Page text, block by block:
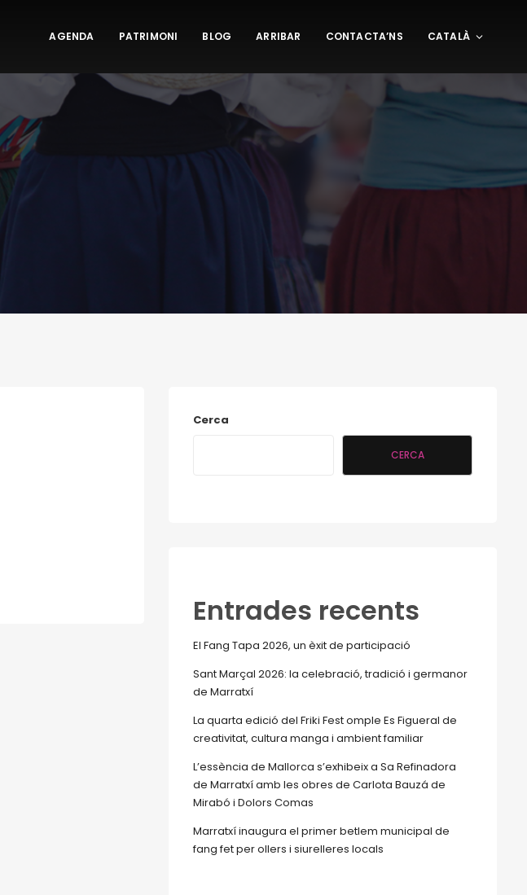
AGENDA PATRIMONI BLOG ARRIBAR CONTACTA’NS CATALÀ
Cerca
CERCA
Entrades recents
El Fang Tapa 2026, un èxit de participació
Sant Marçal 2026: la celebració, tradició i germanor
de Marratxí
La quarta edició del Friki Fest omple Es Figueral de
creativitat, cultura manga i ambient familiar
L’essència de Mallorca s’exhibeix a Sa Refinadora
de Marratxí amb les obres de Carlota Bauzá de
Mirabó i Dolors Comas
Marratxí inaugura el primer betlem municipal de
fang fet per ollers i siurelleres locals